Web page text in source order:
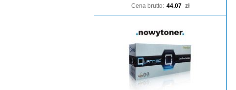
Cena brutto: 44.07 zł